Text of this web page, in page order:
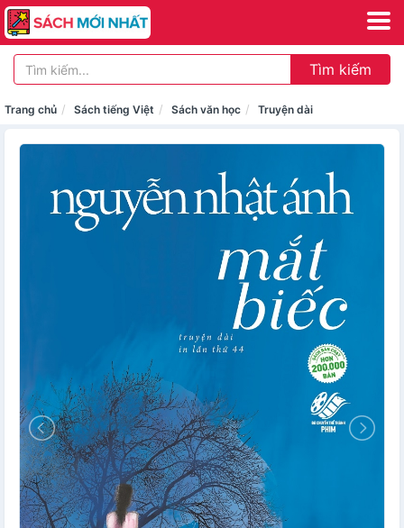
Tìm kiếm
Trang chủ Sách tiếng Việt Sách văn học Truyện dài